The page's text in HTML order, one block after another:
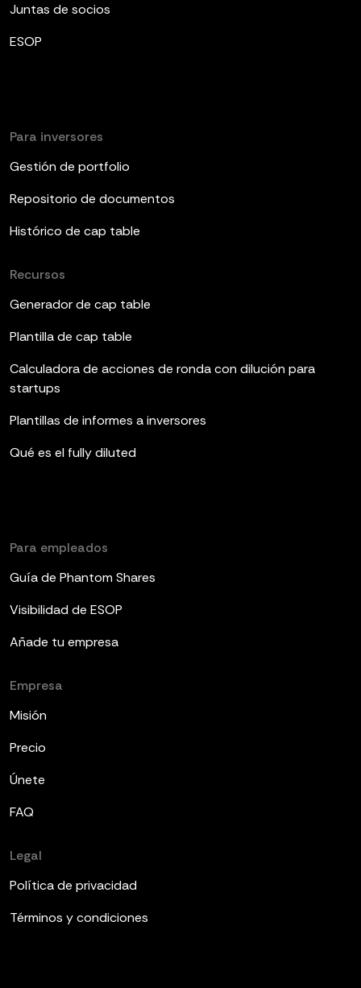
Juntas de socios
ESOP
Para inversores
Gestión de portfolio
Repositorio de documentos
Histórico de cap table
Recursos
Generador de cap table
Plantilla de cap table
Calculadora de acciones de ronda con dilución para
startups
Plantillas de informes a inversores
Qué es el fully diluted
Para empleados
Guía de Phantom Shares
Visibilidad de ESOP
Añade tu empresa
Empresa
Misión
Precio
Únete
FAQ
Legal
Política de privacidad
Términos y condiciones